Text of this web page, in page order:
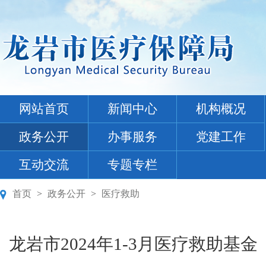
网站首页 新闻中心
机构概况
政务公开
办事服务
党建工作
互动交流
专题专栏
首页 > 政务公开 > 医疗救助
龙岩市2024年1-3月医疗救助基金